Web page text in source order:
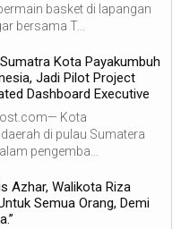
basket di lapangan
bersama T...
Kota Payakumbuh
Jadi Pilot Project
Dashboard Executive
Kota
di pulau Sumatera
pengemba...
Azhar, Walikota Riza
Semua Orang, Demi